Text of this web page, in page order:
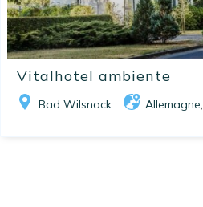
Vitalhotel ambiente
Bad Wilsnack Allemagne,